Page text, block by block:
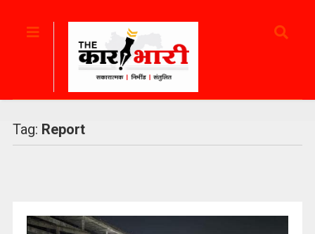
Tag: Report